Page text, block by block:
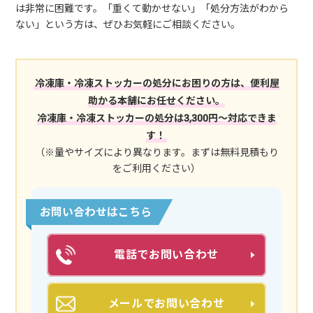
は非常に困難です。「重くて動かせない」「処分方法がわから
ない」という方は、ぜひお気軽にご相談ください。
冷凍庫・冷凍ストッカーの処分にお困りの方は、便利屋
助かる本舗にお任せください。
冷凍庫・冷凍ストッカーの処分は3,300円～対応できま
す！
（※量やサイズにより異なります。まずは無料見積もり
をご利用ください）
お問い合わせはこちら
電話でお問い合わせ
メールでお問い合わせ